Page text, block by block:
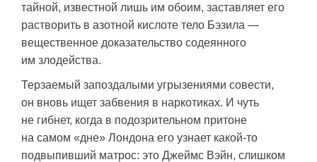
тайной, известной лишь им обоим, заставляет его
растворить в азотной кислоте тело Бэзила —
вещественное доказательство содеянного
им злодейства.
Терзаемый запоздалыми угрызениями совести,
он вновь ищет забвения в наркотиках. И чуть
не гибнет, когда в подозрительном притоне
на самом «дне» Лондона его узнает какой-то
подвыпивший матрос: это Джеймс Вэйн, слишком